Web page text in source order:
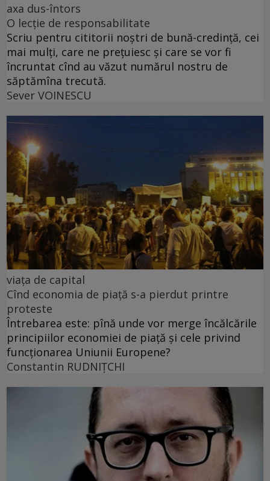
axa dus-întors
O lecție de responsabilitate
Scriu pentru cititorii noștri de bună-credință, cei
mai mulți, care ne prețuiesc și care se vor fi
încruntat cînd au văzut numărul nostru de
săptămîna trecută.
Sever VOINESCU
viața de capital
Cînd economia de piață s-a pierdut printre
proteste
Întrebarea este: pînă unde vor merge încălcările
principiilor economiei de piață și cele privind
funcționarea Uniunii Europene?
Constantin RUDNIŢCHI